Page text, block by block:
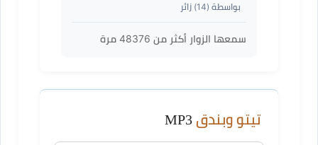
بواسطة (14) زائر
سمعها الزوار أكثر من 48376 مرة
تيتو وبندق